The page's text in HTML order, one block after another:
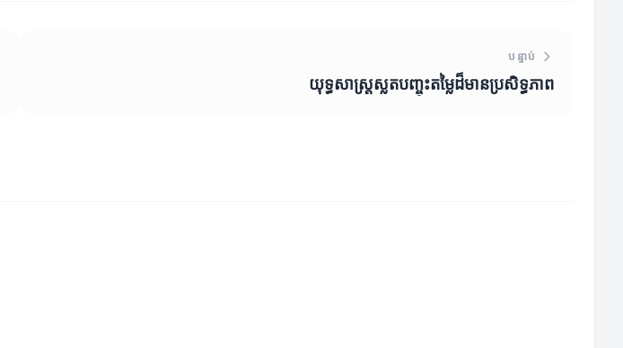
បន្ទាប់
យុទ្ធសាស្ត្រស្លតបញ្ចុះតម្លៃដ៏មានប្រសិទ្ធភាព